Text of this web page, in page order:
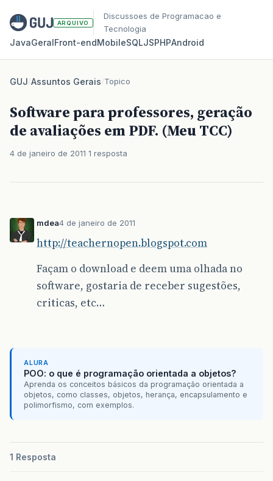
ARQUIVO
Discussoes de Programacao e
Tecnologia
JavaGeralFront‑endMobileSQLJSPHPAndroid
GUJ/Assuntos Gerais/Topico
Software para professores, geração
de avaliações em PDF. (Meu TCC)
4 de janeiro de 2011 1 resposta
mdea4 de janeiro de 2011
http://teachernopen.blogspot.com
Façam o download e deem uma olhada no
software, gostaria de receber sugestões,
criticas, etc…
ALURA
POO: o que é programação orientada a objetos?
Aprenda os conceitos básicos da programação orientada a
objetos, como classes, objetos, herança, encapsulamento e
polimorfismo, com exemplos.
1 Resposta